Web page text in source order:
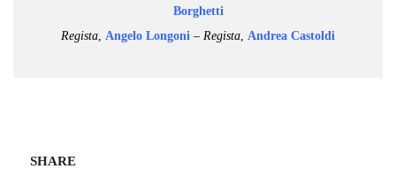
Borghetti
Regista, Angelo Longoni – Regista, Andrea Castoldi
SHARE